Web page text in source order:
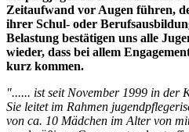
Zeitaufwand vor Augen führen,
ihrer Schul- oder
Belastung bestätigen uns alle
wieder, dass bei allem
kurz kommen.
"...... ist seit November 1999 in der
Sie leitet im Rahmen
von ca. 10 Mädchen im Alter von